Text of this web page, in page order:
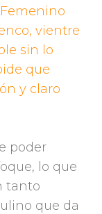
vientre
sin lo
que
y claro
poder
lo que
tanto
que da